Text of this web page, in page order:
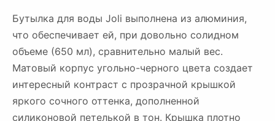
Бутылка для воды Joli выполнена из алюминия,
что обеспечивает ей, при довольно солидном
объеме (650 мл), сравнительно малый вес.
Матовый корпус угольно-черного цвета создает
интересный контраст с прозрачной крышкой
яркого сочного оттенка, дополненной
силиконовой петелькой в тон. Крышка плотно